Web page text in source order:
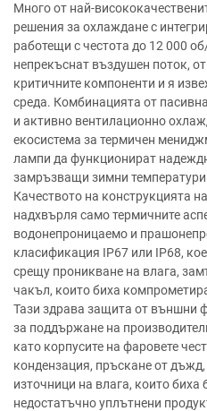
Много от най-
решения за охлаждане с
работещи с честота до 12 000
непрекъснат въздушен поток,
критичните компоненти и я
среда. Комбинацията от
и активно вентилационно
екосистема за термичен
лампи да функционират
замръзващи зимни
Качеството на конструкцията
надхвърля само термичните
водонепроницаемо и
класификация IP67 или IP68,
срещу проникване на влага,
чакъл, които биха
Тази здрава защита от външни
за поддържане на
като корпусите на фаровете
кондензация, пръскане от
източници на влага, които
недостатъчно уплътнени